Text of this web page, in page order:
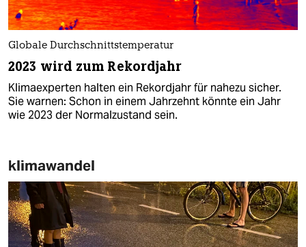
Globale Durchschnittstemperatur
2023 wird zum Rekordjahr
Klimaexperten halten ein Rekordjahr für nahezu sicher.
Sie warnen: Schon in einem Jahrzehnt könnte ein Jahr
wie 2023 der Normalzustand sein.
klimawandel